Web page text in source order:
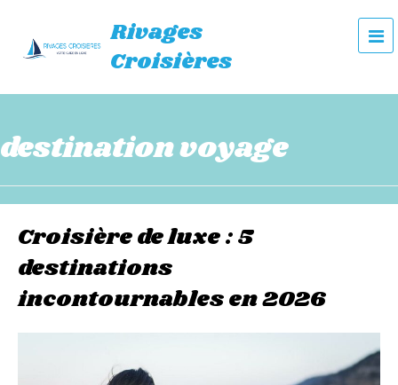
Rivages
Croisières
e
n
destination voyage
Croisière de luxe : 5
destinations
incontournables en 2026